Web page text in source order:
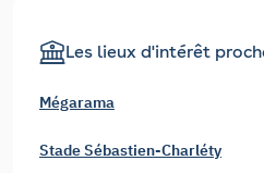
Les lieux d'intérêt
Mégarama
Stade Sébastien-Charléty